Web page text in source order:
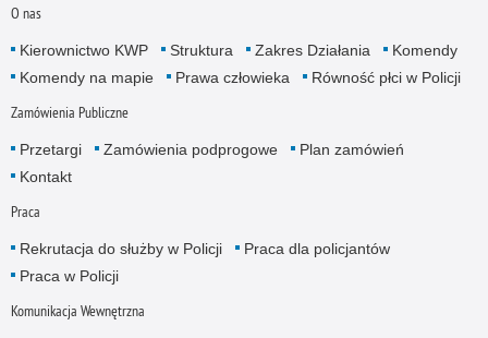
O nas
Kierownictwo KWP Struktura Zakres Działania
Komendy
Komendy na mapie
Prawa człowieka Równość płci w Policji
Zamówienia Publiczne
Przetargi Zamówienia podprogowe
Plan zamówień
Kontakt
Praca
Rekrutacja do służby w Policji
Praca dla policjantów
Praca w Policji
Komunikacja Wewnętrzna